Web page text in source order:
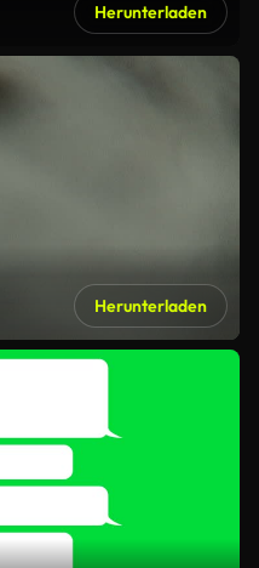
Herunterladen
Herunterladen